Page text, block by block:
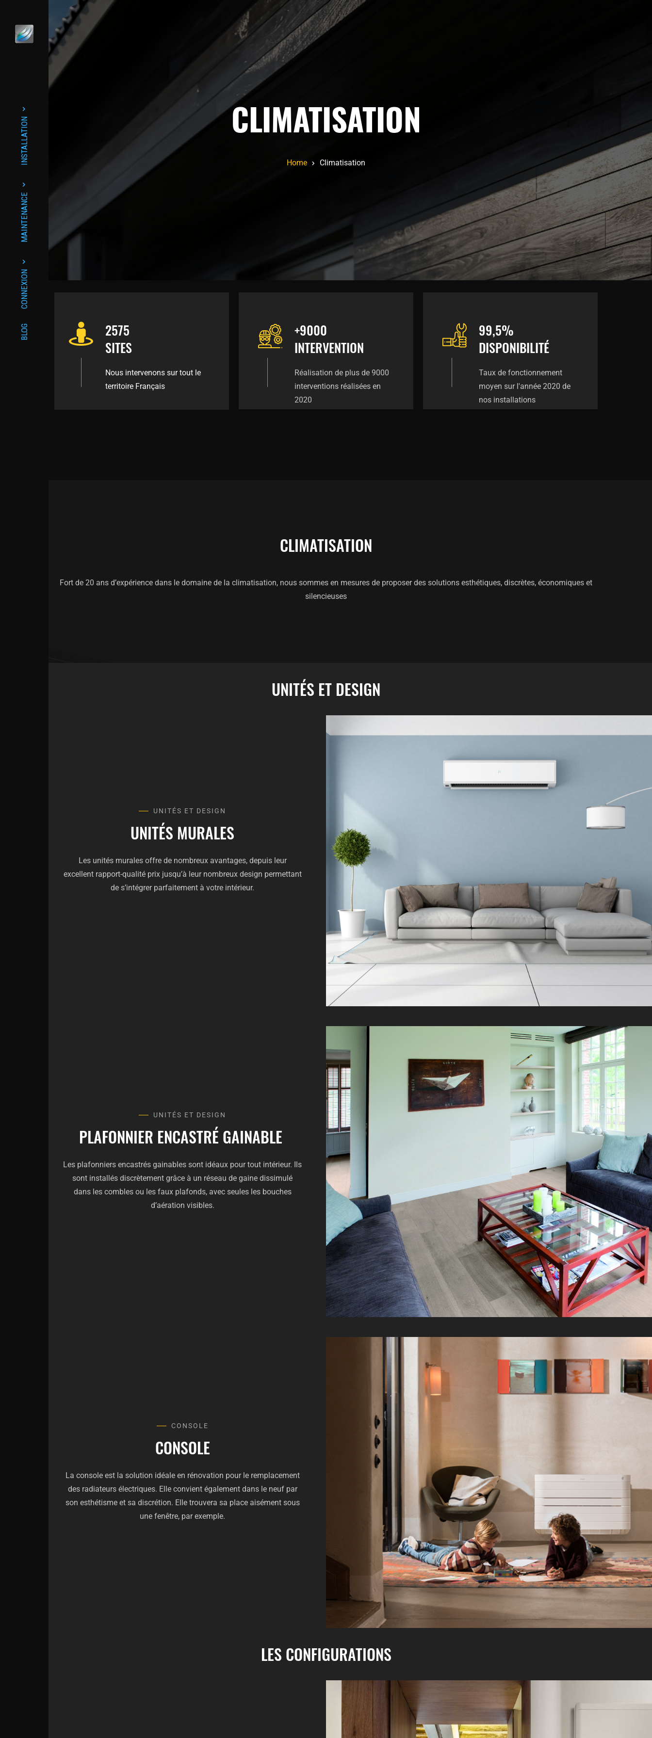
INSTALLATION
MAINTENANCE
CONNEXION
BLOG
CLIMATISATION
Home Climatisation
2575
SITES
Nous intervenons sur tout le
territoire Français
+9000
INTERVENTION
Réalisation de plus de 9000
interventions réalisées en
2020
99,5%
DISPONIBILITÉ
Taux de fonctionnement
moyen sur l'année 2020 de
nos installations
CLIMATISATION
Fort de 20 ans d’expérience dans le domaine de la climatisation, nous sommes en mesures de proposer des solutions esthétiques, discrètes, économiques et
silencieuses
UNITÉS ET DESIGN
UNITÉS ET DESIGN
UNITÉS MURALES
Les unités murales offre de nombreux avantages, depuis leur
excellent rapport-qualité prix jusqu’à leur nombreux design permettant
de s’intégrer parfaitement à votre intérieur.
UNITÉS ET DESIGN
PLAFONNIER ENCASTRÉ GAINABLE
Les plafonniers encastrés gainables sont idéaux pour tout intérieur. Ils
sont installés discrètement grâce à un réseau de gaine dissimulé
dans les combles ou les faux plafonds, avec seules les bouches
d’aération visibles.
CONSOLE
CONSOLE
La console est la solution idéale en rénovation pour le remplacement
des radiateurs électriques. Elle convient également dans le neuf par
son esthétisme et sa discrétion. Elle trouvera sa place aisément sous
une fenêtre, par exemple.
LES CONFIGURATIONS